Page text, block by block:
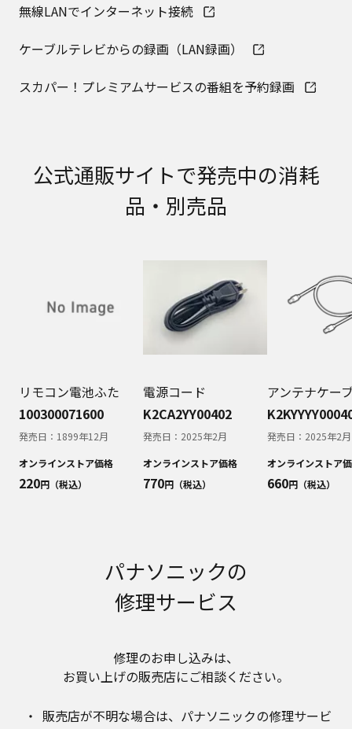
合わせください。また、商品に同梱される取扱説
予告なく、発売当初のものに代えて、改訂版を本
ウェブサイトに掲載する場合もあります。ただ
は、商品本体に同梱する取扱説明書の変更の度に
ウェブサイトではそれらの印刷物は公開しており
ませんことをご了承ください。
安全上のご注意
ご提供しておりますが、本ウェブサイトでは別紙
にて提供している情報は公開しておりません。
取扱説明書中に記載する安全上のご注意は、法的
規制などの変化に応じて変更する場合がありま
す。お手持ちの商品に関し、本ウェブサイトに公
お近くの当社商品の取扱店、または当社サービス
会社に直接お問い合わせください。
本ウェブサイトのサービスに係わる損害の免責
本ウェブサイトのサービスの利用、または利用できな
かったことにより万一損害（データの破損・業務の中
断・営業情報の損失などによる損害を含む）が生じ、
たとえそのような損害の発生や第三者からの賠償請求
本ウェブサイトのサービスの中止、変更など
本ウェブサイトのサービスは予告なく中止、または内
容や条件を変更する場合があります。あらかじめご了
取扱説明書は、商品をご購入いただいたお客様のため
の資料です。本ウェブサイトに公開されている取扱説
明書について、ご購入のお客様以外からのお問い合わ
ください。
無線LANでインターネット接続
ケーブルテレビからの録画（LAN録画）
スカパー！プレミアムサービスの番組を予約録画
公式通販サイトで発売中の消耗
品・別売品
リモコン電池ふた
100300071600
発売日： 1899年12月
オンラインストア価格
220円（税込）
電源コード
K2CA2YY00402
発売日： 2025年2月
オンラインストア価格
770円（税込）
アンテナケー
発売日： 2025年2月
オンラインストア
660円（税込）
パナソニックの
修理サービス
修理のお申し込みは、​
お買い上げの販売店にご相談ください。​
販売店が不明な場合は、​パナソニックの修理サービ